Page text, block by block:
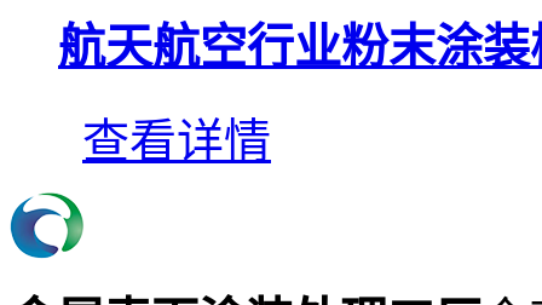
航天航空行业粉末涂装
查看详情